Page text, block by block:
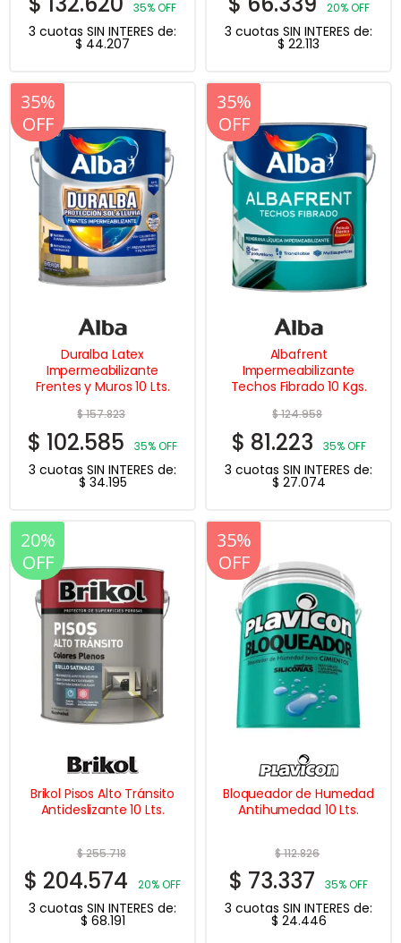
35% OFF
3 cuotas SIN INTERES de:
$ 44.207
20% OFF
3 cuotas SIN INTERES de:
$ 22.113
20%
OFF
35%
OFF
Duralba Latex
Impermeabilizante
Frentes y Muros 10 Lts.
$157.823
$ 102.585 35% OFF
3 cuotas SIN INTERES de:
$ 34.195
20%
OFF
35%
OFF
Albafrent
Impermeabilizante
Techos Fibrado 10 Kgs.
$124.958
$ 81.223 35% OFF
3 cuotas SIN INTERES de:
$ 27.074
20%
OFF
Brikol Pisos Alto Tránsito
Antideslizante 10 Lts.
$255.718
$ 204.574 20% OFF
3 cuotas SIN INTERES de:
$ 68.191
20%
OFF
35%
OFF
Bloqueador de Humedad
Antihumedad 10 Lts.
$112.826
$ 73.337 35% OFF
3 cuotas SIN INTERES de:
$ 24.446